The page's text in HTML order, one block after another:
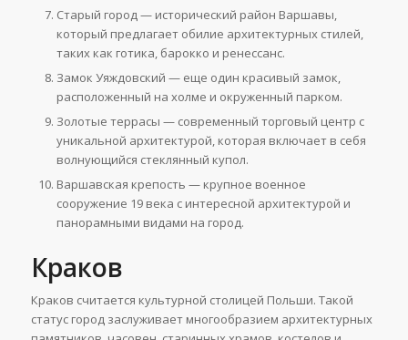
Старый город — исторический район Варшавы,
который предлагает обилие архитектурных стилей,
таких как готика, барокко и ренессанс.
Замок Уяждовский — еще один красивый замок,
расположенный на холме и окруженный парком.
Золотые террасы — современный торговый центр с
уникальной архитектурой, которая включает в себя
волнующийся стеклянный купол.
Варшавская крепость — крупное военное
сооружение 19 века с интересной архитектурой и
панорамными видами на город.
Краков
Краков считается культурной столицей Польши. Такой
статус город заслуживает многообразием архитектурных